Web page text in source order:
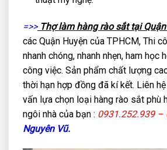
=>>Thợ làm hàng rào sắt tại
các Quận Huyện của TPHCM, Thi
nhanh chóng, nhanh nhẹn, ham học
công việc. Sản phẩm chất lượng
thời hạn hợp đồng đã kí kết. Liên
vấn lựa chọn loại hàng rào sắt phù
ngôi nhà của bạn : 0931.252.939 –
Nguyên Vũ.